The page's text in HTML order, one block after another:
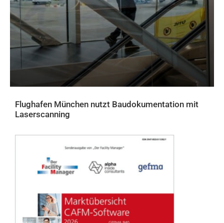
Flughafen München nutzt Baudokumentation mit
Laserscanning